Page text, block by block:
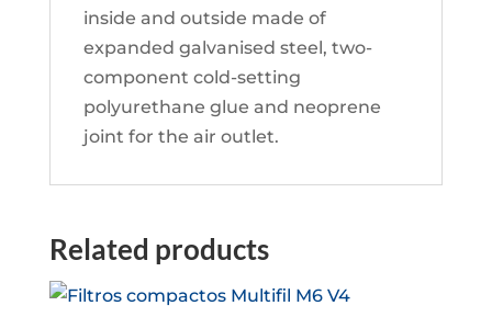
inside and outside made of
expanded galvanised steel, two-
component cold-setting
polyurethane glue and neoprene
joint for the air outlet.
Related products